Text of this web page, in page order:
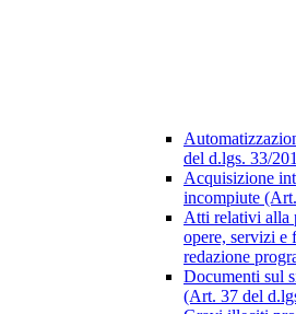
del d.lgs. 33/
Acquisizione
incompiute
Atti relativi alla
opere, servizi e
redazione
Documenti sul
(Art. 37 del